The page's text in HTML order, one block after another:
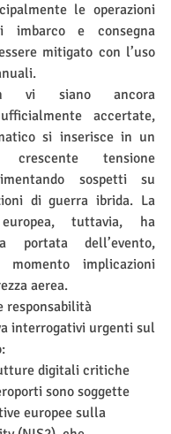
le operazioni
imbarco e consegna
mitigato con l’uso
vi siano ancora
accertate,
si inserisce in un
tensione
sospetti su
di guerra ibrida. La
europea, tuttavia, ha
portata dell’evento,
momento implicazioni
aerea.
responsabilità
interrogativi urgenti sul
digitali critiche
sono soggette
europee sulla